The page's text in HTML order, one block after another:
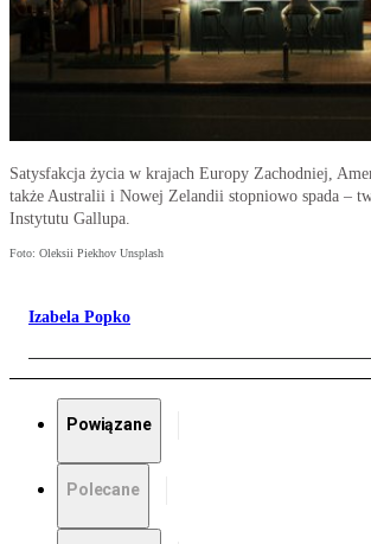
Satysfakcja życia w krajach Europy Zachodniej,
także Australii i Nowej Zelandii stopniowo spada –
Instytutu Gallupa.
Foto: Oleksii Piekhov Unsplash
Izabela Popko
Powiązane
Polecane